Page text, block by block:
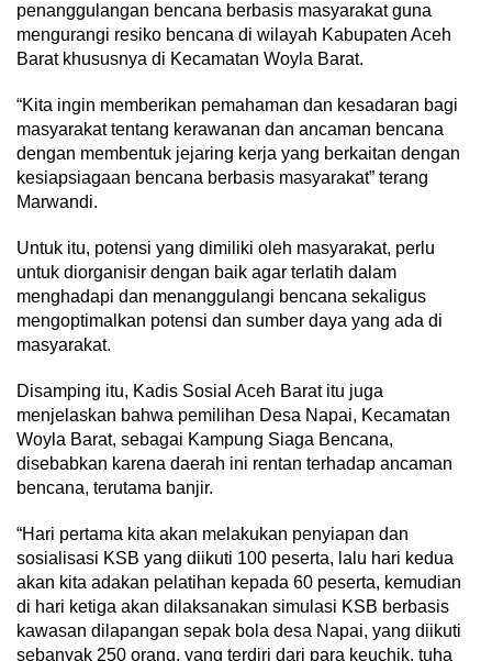
penanggulangan bencana berbasis masyarakat guna
mengurangi resiko bencana di wilayah Kabupaten Aceh
Barat khususnya di Kecamatan Woyla Barat.
“Kita ingin memberikan pemahaman dan kesadaran bagi
masyarakat tentang kerawanan dan ancaman bencana
dengan membentuk jejaring kerja yang berkaitan dengan
kesiapsiagaan bencana berbasis masyarakat” terang
Marwandi.
Untuk itu, potensi yang dimiliki oleh masyarakat, perlu
untuk diorganisir dengan baik agar terlatih dalam
menghadapi dan menanggulangi bencana sekaligus
mengoptimalkan potensi dan sumber daya yang ada di
masyarakat.
Disamping itu, Kadis Sosial Aceh Barat itu juga
menjelaskan bahwa pemilihan Desa Napai, Kecamatan
Woyla Barat, sebagai Kampung Siaga Bencana,
disebabkan karena daerah ini rentan terhadap ancaman
bencana, terutama banjir.
“Hari pertama kita akan melakukan penyiapan dan
sosialisasi KSB yang diikuti 100 peserta, lalu hari kedua
akan kita adakan pelatihan kepada 60 peserta, kemudian
di hari ketiga akan dilaksanakan simulasi KSB berbasis
kawasan dilapangan sepak bola desa Napai, yang diikuti
sebanyak 250 orang, yang terdiri dari para keuchik, tuha